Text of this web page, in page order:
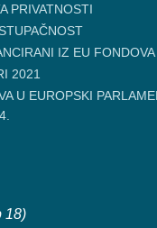
PRIVATNOSTI
IZ EU FONDOVA
2021
U EUROPSKI
18)